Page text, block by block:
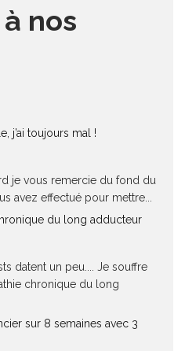
nos
j’ai toujours mal !
je vous remercie du fond du
avez effectué pour mettre...
du long adducteur
datent un peu.... Je souffre
chronique du long
sur 8 semaines avec 3